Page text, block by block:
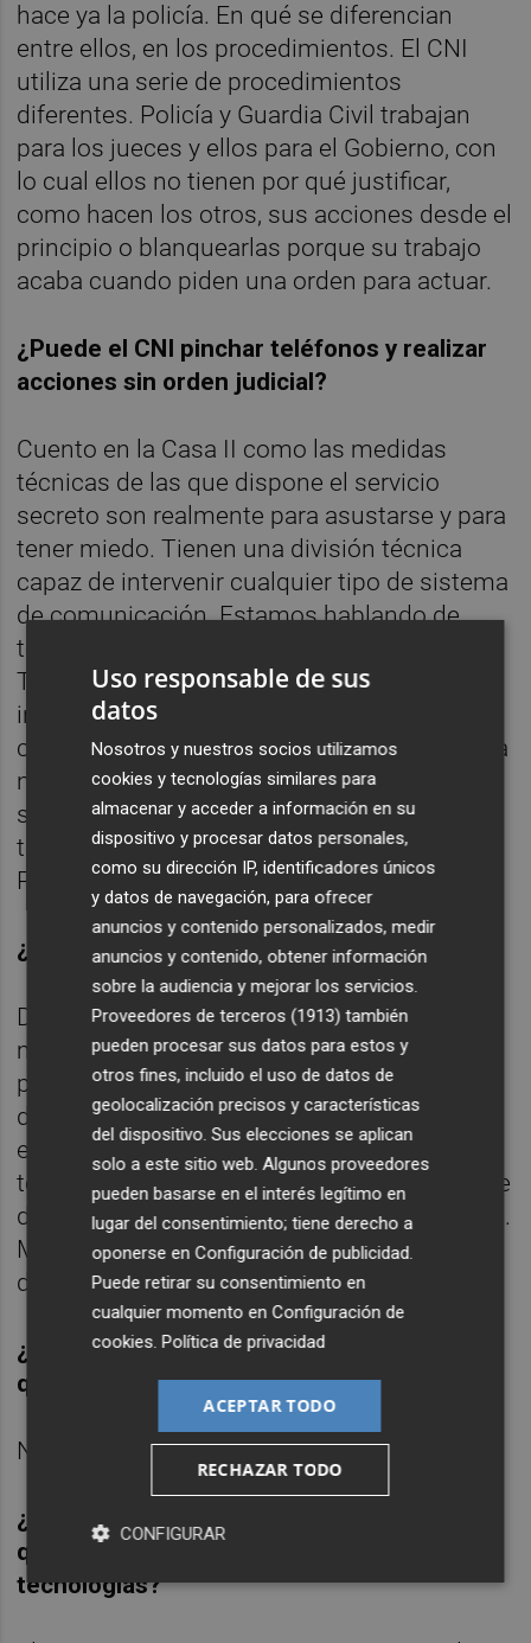
hace ya la policía. En qué se diferencian
entre ellos, en los procedimientos. El CNI
utiliza una serie de procedimientos
diferentes. Policía y Guardia Civil trabajan
para los jueces y ellos para el Gobierno, con
lo cual ellos no tienen por qué justificar,
como hacen los otros, sus acciones desde el
principio o blanquearlas porque su trabajo
acaba cuando piden una orden para actuar.
¿Puede el CNI pinchar teléfonos y realizar
acciones sin orden judicial?
Cuento en la Casa II como las medidas
técnicas de las que dispone el servicio
secreto son realmente para asustarse y para
tener miedo. Tienen una división técnica
capaz de intervenir cualquier tipo de sistema
de comunicación. Estamos hablando de
teléfonos, pero también de ordenadores.
Tienen de todo. Tienen el sistema
intervención telefónica que ese sí funciona
con orden judicial, pero en la división técnica
no, tienen satélites de comunicaciones que
son capaces de intervenir los sistemas,
tienen acceso a todas las bases de datos de
Policía y Guardia Civil.
¿Y eso como ciudadano no da miedo?
Da mucho ‘miedito’. Ese es el control que da
mucho miedo. Es decir, esos sistemas les
permiten utilizar lo que se llama la minería
de datos, que si pones todos esos sistemas
en conexión más otros, y pones un nombre
te puede barrer todo lo que haya en bases de
datos, escuchas etcétera sobre una persona.
Mientras eso se dedique a perseguir a
delincuentes y a sospechosos fantástico.
¿Y cómo puedo saber yo como ciudadana
que eso es así?
No lo sabes
¿Y quién controla al CNI? ¿Quién controla
que esa gente haga un uso debido de esas
tecnologías?
Uso responsable de sus
datos
Nosotros y nuestros socios utilizamos
cookies y tecnologías similares para
almacenar y acceder a información en su
dispositivo y procesar datos personales,
como su dirección IP, identificadores únicos
y datos de navegación, para ofrecer
anuncios y contenido personalizados, medir
anuncios y contenido, obtener información
sobre la audiencia y mejorar los servicios.
Proveedores de terceros (1913) también
pueden procesar sus datos para estos y
otros fines, incluido el uso de datos de
geolocalización precisos y características
del dispositivo. Sus elecciones se aplican
solo a este sitio web. Algunos proveedores
pueden basarse en el interés legítimo en
lugar del consentimiento; tiene derecho a
oponerse enConfiguración de publicidad
Puede retirar su consentimiento en
cualquier momento enConfiguración de
cookies .Política de privacidad
ACEPTAR TODO
RECHAZAR TODO
CONFIGURAR